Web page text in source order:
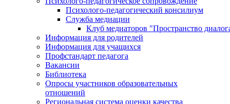
Психолого-педагогический консилиум
Служба медиации
Клуб медиаторов "Пространство
Информация для родителей
Информация для учащихся
Профстандарт педагога
Вакансии
Библиотека
Опросы участников образовательных
отношений
Региональная система оценки качества